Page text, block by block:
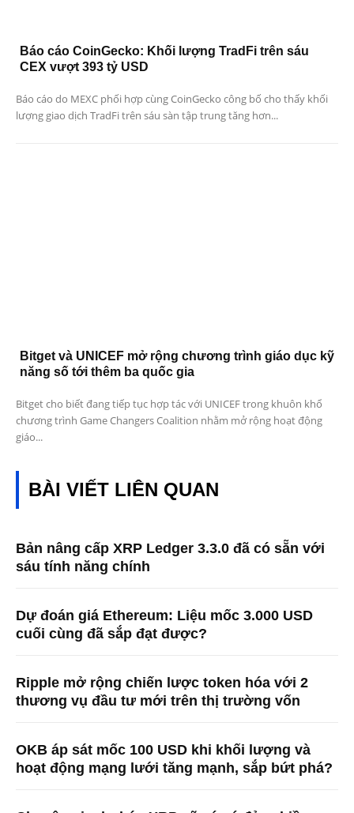
Báo cáo CoinGecko: Khối lượng TradFi trên sáu
CEX vượt 393 tỷ USD
Báo cáo do MEXC phối hợp cùng CoinGecko công bố cho thấy khối
lượng giao dịch TradFi trên sáu sàn tập trung tăng hơn...
Bitget và UNICEF mở rộng chương trình giáo dục kỹ
năng số tới thêm ba quốc gia
Bitget cho biết đang tiếp tục hợp tác với UNICEF trong khuôn khổ
chương trình Game Changers Coalition nhằm mở rộng hoạt động
giáo...
BÀI VIẾT LIÊN QUAN
Bản nâng cấp XRP Ledger 3.3.0 đã có sẵn với
sáu tính năng chính
Dự đoán giá Ethereum: Liệu mốc 3.000 USD
cuối cùng đã sắp đạt được?
Ripple mở rộng chiến lược token hóa với 2
thương vụ đầu tư mới trên thị trường vốn
OKB áp sát mốc 100 USD khi khối lượng và
hoạt động mạng lưới tăng mạnh, sắp bứt phá?